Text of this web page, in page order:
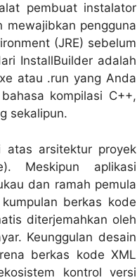
pembuat instalator
mewajibkan pengguna
(JRE) sebelum
InstallBuilder adalah
atau .run yang Anda
kompilasi C++,
sekalipun.
atas arsitektur proyek
. Meskipun aplikasi
dan ramah pemula
berkas kode
diterjemahkan oleh
Keunggulan desain
berkas kode XML
kontrol versi